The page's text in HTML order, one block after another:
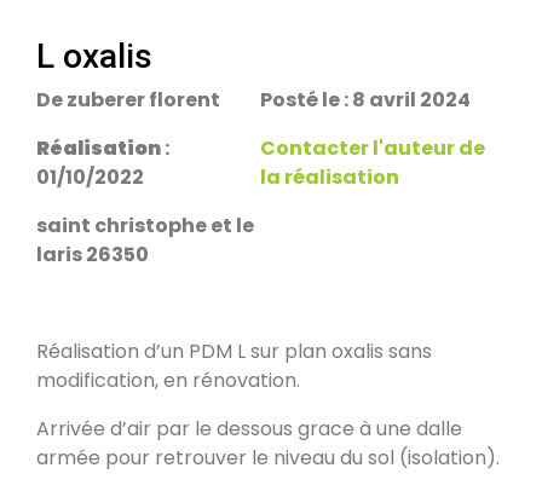
Rans 39700
PDM Yoloxalis
Oxalibre L
Granville 50400
PDM modèle S
L oxalis
De zuberer florent
Réalisation:
01/10/2022
saint christophe et le
laris 26350
Posté le : 8 avril 2024
Contacter l'auteur de
la réalisation
Réalisation d’un PDM L sur plan oxalis sans
modification, en rénovation.
Arrivée d’air par le dessous grace à une dalle
armée pour retrouver le niveau du sol (isolation).